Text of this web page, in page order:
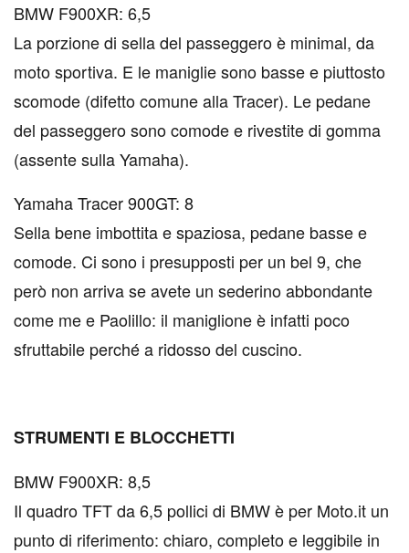
BMW F900XR: 6,5
La porzione di sella del passeggero è minimal, da
moto sportiva. E le maniglie sono basse e piuttosto
scomode (difetto comune alla Tracer). Le pedane
del passeggero sono comode e rivestite di gomma
(assente sulla Yamaha).
Yamaha Tracer 900GT: 8
Sella bene imbottita e spaziosa, pedane basse e
comode. Ci sono i presupposti per un bel 9, che
però non arriva se avete un sederino abbondante
come me e Paolillo: il maniglione è infatti poco
sfruttabile perché a ridosso del cuscino.
STRUMENTI E BLOCCHETTI
BMW F900XR: 8,5
Il quadro TFT da 6,5 pollici di BMW è per Moto.it un
punto di riferimento: chiaro, completo e leggibile in